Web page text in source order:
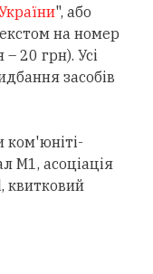
", або
на номер
20 грн). Усі
засобів
ком'юніті-
М1, асоціація
квитковий